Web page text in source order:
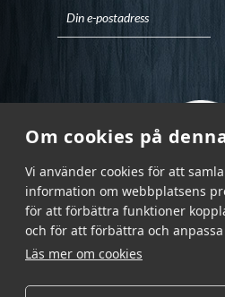
Om cookies på
Vi använder cookies för att
information om webbplatsens
för att förbättra funktioner
och för att förbättra och
Läs mer om cookies